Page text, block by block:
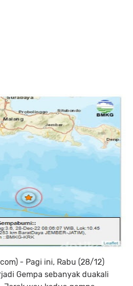
- Pagi ini, Rabu (28/12)
Gempa sebanyak duakali